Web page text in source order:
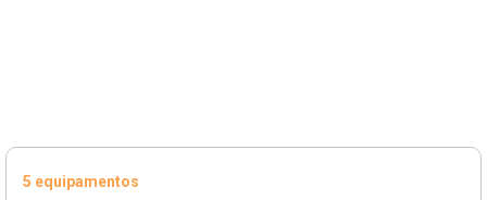
5 equipamentos